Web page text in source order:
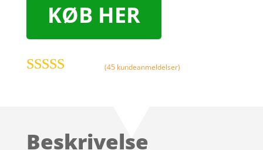
KØB HER
kundebedø
(45 kundeanmeldelser)
Beskrivelse